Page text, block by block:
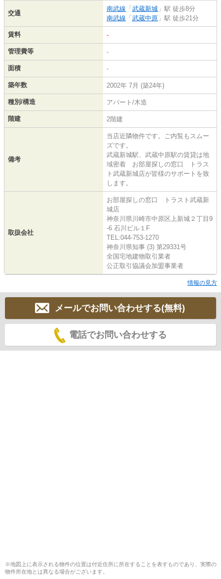
交通
南武線 「 武蔵新城 」駅 徒歩8分
南武線 「 武蔵中原 」駅 徒歩21分
賃料 -
管理費等 -
面積 -
築年数 2002年 7月 (築24年)
種別/構造 アパート/木造
階建 2階建
備考
当店近隣物件です。ご内覧もスムー
ズです。
武蔵新城駅、武蔵中原駅の賃貸は地
域密着 お部屋探しの窓口 トラス
ト武蔵新城店が皆様のサポートを致
します。
取扱会社
お部屋探しの窓口 トラスト武蔵新
城店
神奈川県川崎市中原区上新城２丁目9
-6 石川ビル１F
TEL:044-753-1270
神奈川県知事 (3) 第29331号
全国宅地建物取引業者
公正取引協議会加盟事業者
情報の見方
メールでお問い合わせする(無料)
電話でお問い合わせする
※地図上に表示される物件の位置は付近住所に所在することを表すものであり、実際の
物件所在地とは異なる場合がございます。